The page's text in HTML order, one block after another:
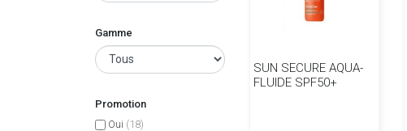
Gamme
Promotion
Oui (18)
SUN SECURE AQUA-
FLUIDE SPF50+